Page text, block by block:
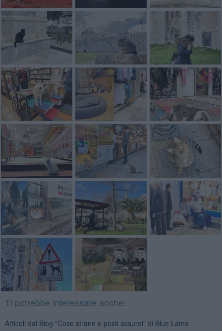
Ti potrebbe interessare anche:
Articoli dal Blog “Cose strane e posti assurdi” di Blue Lama